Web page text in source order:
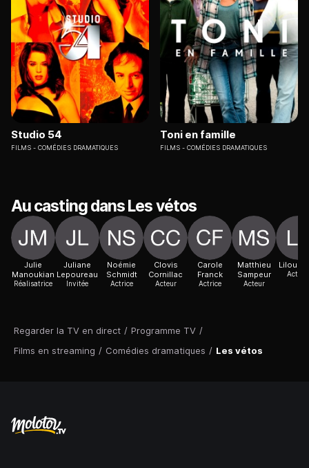
Regarder la TV en direct / Programme TV /
Films en streaming / Comédies dramatiques / Les vétos
Studio 54
FILMS COMÉDIES DRAMATIQUES
Toni en famille
FILMS COMÉDIES DRAMATIQUES
Au casting dans Les vétos
Julie
Manoukian
Réalisatrice
Juliane
Lepoureau
Invitée
Noémie
Schmidt
Actrice
Clovis
Cornillac
Acteur
Carole
Franck
Actrice
Matthieu
Sampeur
Acteur
Lilou
Actrice